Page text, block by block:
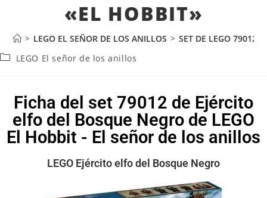
«EL HOBBIT»
> LEGO EL SEÑOR DE LOS ANILLOS > SET DE LEGO 79012
LEGO El señor de los anillos
Ficha del set 79012 de Ejército
elfo del Bosque Negro de LEGO
El Hobbit - El señor de los anillos
LEGO Ejército elfo del Bosque Negro